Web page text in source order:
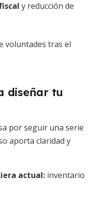
y reducción de
voluntades tras el
diseñar tu
por seguir una serie
aporta claridad y
actual: inventario